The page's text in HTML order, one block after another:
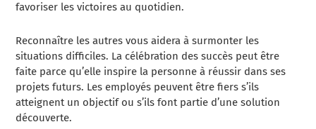
favoriser les victoires au quotidien.
Reconnaître les autres vous aidera à surmonter les
situations difficiles. La célébration des succès peut être
faite parce qu’elle inspire la personne à réussir dans ses
projets futurs. Les employés peuvent être fiers s’ils
atteignent un objectif ou s’ils font partie d’une solution
découverte.